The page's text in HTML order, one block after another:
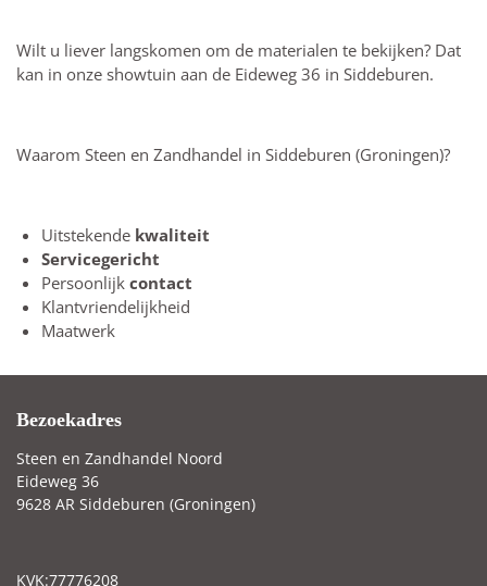
Wilt u liever langskomen om de materialen te bekijken? Dat
kan in onze showtuin aan de Eideweg 36 in Siddeburen.
Waarom Steen en Zandhandel in Siddeburen (Groningen)?
Uitstekende kwaliteit
Servicegericht
Persoonlijk contact
Klantvriendelijkheid
Maatwerk
Bezoekadres
Steen en Zandhandel Noord
Eideweg 36
9628 AR Siddeburen (Groningen)
KVK:77776208